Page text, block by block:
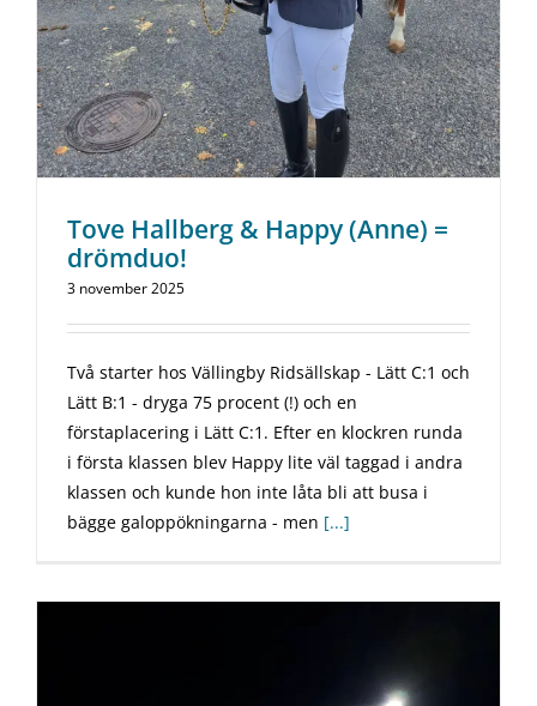
Tove Hallberg & Happy (Anne) =
drömduo!
3 november 2025
Två starter hos Vällingby Ridsällskap - Lätt C:1 och
Lätt B:1 - dryga 75 procent (!) och en
förstaplacering i Lätt C:1. Efter en klockren runda
i första klassen blev Happy lite väl taggad i andra
klassen och kunde hon inte låta bli att busa i
bägge galoppökningarna - men [...]